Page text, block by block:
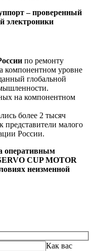
– проверенный
электроники
по ремонту
компонентном уровне
глобальной
на компонентном
более 2 тысяч
представители малого
России.
оперативным
CUP MOTOR
неизменной
Как вас